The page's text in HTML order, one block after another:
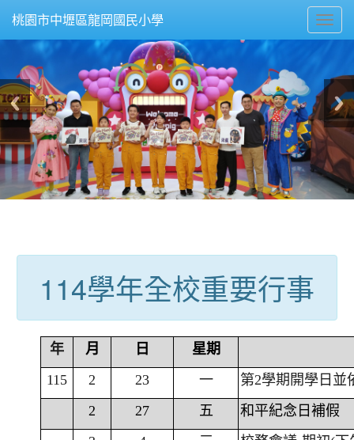
桃園市中壢區龍岡國民小學
114學年全校重要行事
年 月 日
星期
115
2 23 一
第2學期開學日並
2
27 五
和平紀念日補假